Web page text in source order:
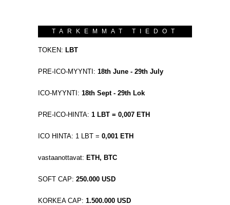
TARKEMMAT TIEDOT
TOKEN: LBT
PRE-ICO-MYYNTI: 18th June - 29th July
ICO-MYYNTI: 18th Sept - 29th Lok
PRE-ICO-HINTA: 1 LBT = 0,007 ETH
ICO HINTA: 1 LBT = 0,001 ETH
vastaanottavat: ETH, BTC
SOFT CAP: 250.000 USD
KORKEA CAP: 1.500.000 USD